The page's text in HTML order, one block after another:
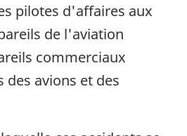
pilotes d'affaires aux
de l'aviation
commerciaux
avions et des